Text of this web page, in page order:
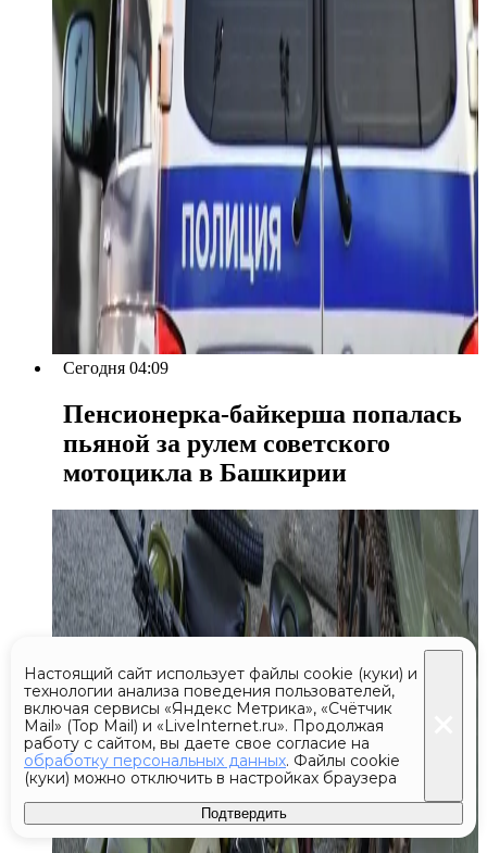
Сегодня 04:09
Пенсионерка-байкерша попалась
пьяной за рулем советского
мотоцикла в Башкирии
Настоящий сайт использует файлы cookie (куки) и
технологии анализа поведения пользователей,
включая сервисы «Яндекс Метрика», «Счётчик
Mail» (Top Mail) и «LiveInternet.ru». Продолжая
работу с сайтом, вы даете свое согласие на
обработку персональных данных. Файлы cookie
(куки) можно отключить в настройках браузера
Подтвердить